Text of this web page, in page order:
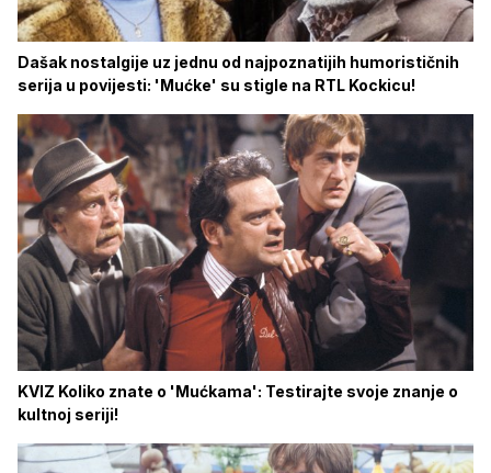
Dašak nostalgije uz jednu od najpoznatijih humorističnih
serija u povijesti: 'Mućke' su stigle na RTL Kockicu!
KVIZ Koliko znate o 'Mućkama': Testirajte svoje znanje o
kultnoj seriji!